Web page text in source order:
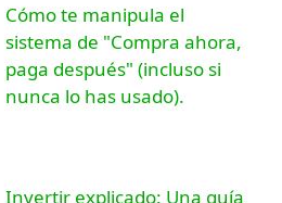
Cómo te manipula el
sistema de "Compra ahora,
paga después" (incluso si
nunca lo has usado).
Invertir explicado: Una guía